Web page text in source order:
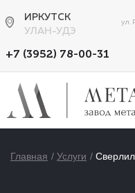
ИРКУТСК
УЛАН-УДЭ
ул.
+7 (3952) 78-00-31
Главная Услуги